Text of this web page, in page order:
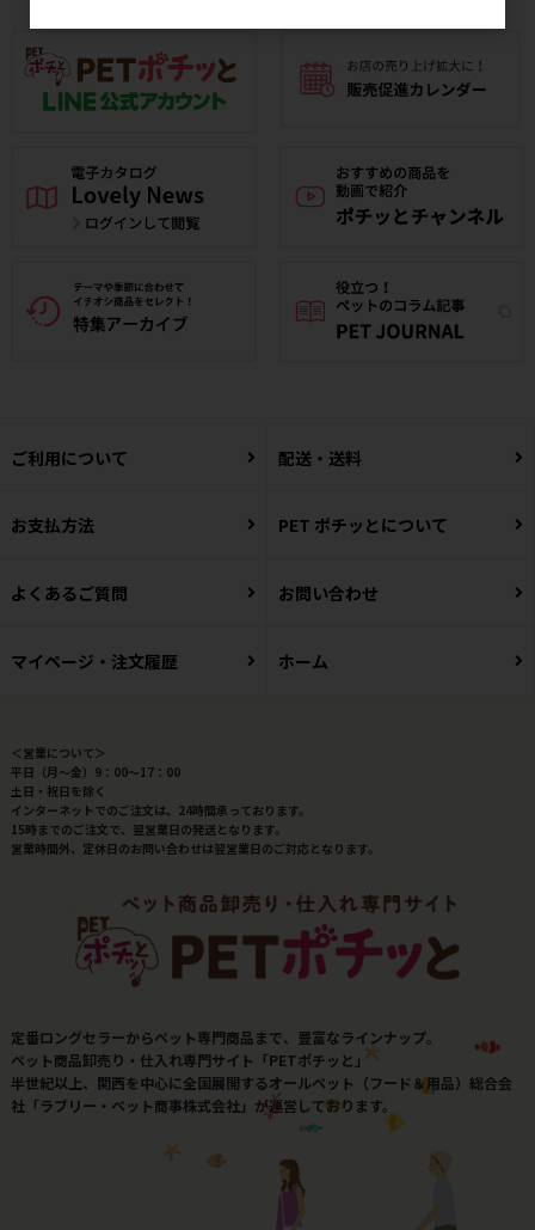
ご利用について 配送・送料
お支払方法 PET ポチッとについて
よくあるご質問 お問い合わせ
マイページ・注文履歴 ホーム
＜営業について＞
平日（月～金）9：00～17：00
土日・祝日を除く
インターネットでのご注文は、24時間承っております。
15時までのご注文で、翌営業日の発送となります。
営業時間外、定休日のお問い合わせは翌営業日のご対応となります。
定番ロングセラーからペット専門商品まで、豊富なラインナップ。
ペット商品卸売り・仕入れ専門サイト「PETポチッと」
半世紀以上、関西を中心に全国展開するオールペット（フード＆用品）総合会
社「ラブリー・ペット商事株式会社」が運営しております。